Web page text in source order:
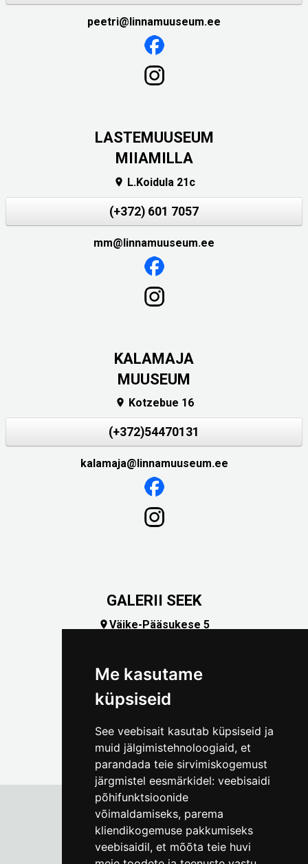
Me kasutame
küpsiseid
See veebisait kasutab küpsiseid ja
muid jälgimistehnoloogiaid, et
parandada teie sirvimiskogemust
järgmistel eesmärkidel: veebisaidi
põhifunktsioonide
võimaldamiseks, parema
kliendikogemuse pakkumiseks
veebisaidil, et mõõta teie huvi
peetri@linnamuuseum.ee
LASTEMUUSEUM
MIIAMILLA
 L.Koidula 21c
(+372) 601 7057
mm@linnamuuseum.ee
KALAMAJA
MUUSEUM
 Kotzebue 16
(+372)54470131
kalamaja@linnamuuseum.ee
GALERII SEEK
Väike-Pääsukese 5
Tallinna Linnamuuseum
Vene 17